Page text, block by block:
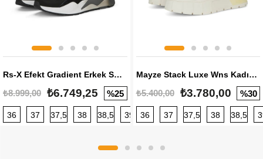
Rs-X Efekt Gradient Erkek Sneaker
₺8.999,00 ₺6.749,25 %25
36 37 37,5 38 38,5 39 40 40,5 41 42 42,5
Mayze Stack Luxe Wns Kadın Sneaker
₺5.400,00 ₺3.780,00 %30
36 37 37,5 38 38,5